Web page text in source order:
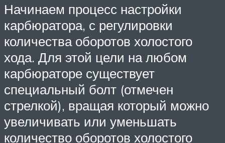
Начинаем процесс настройки
карбюратора, с регулировки
количества оборотов холостого
хода. Для этой цели на любом
карбюраторе существует
специальный болт (отмечен
стрелкой), вращая который можно
увеличивать или уменьшать
количество оборотов холостого